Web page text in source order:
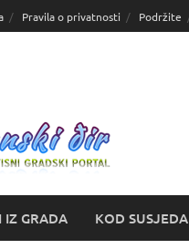
Pravila o privatnosti Podržite
IZ GRADA KOD SUSJEDA